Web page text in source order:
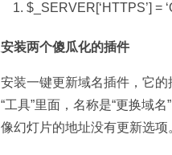
$_SERVER[‘HTTPS’] =
安装两个傻瓜化的插件
安装一键更新域名插件，它
“工具”里面，名称是“更换域
像幻灯片的地址没有更新选项